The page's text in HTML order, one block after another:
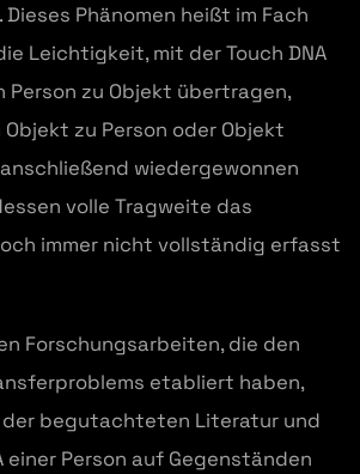
Phänomen heißt im Fach
Leichtigkeit, mit der Touch DNA
Person zu Objekt übertragen,
zu Person oder Objekt
wiedergewonnen
volle Tragweite das
immer nicht vollständig erfasst
Forschungsarbeiten, die den
etabliert haben,
der begutachteten Literatur und
einer Person auf Gegenständen